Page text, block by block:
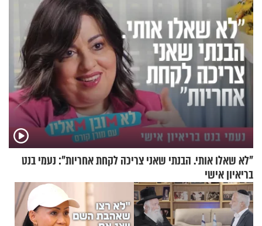
"לא שאלו אותי. הבנתי שאני צריכה לקחת אחריות": נעמי בנט
בריאיון אישי